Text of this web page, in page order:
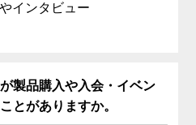
インタビュー
製品購入や入会・イベン
とがありますか。